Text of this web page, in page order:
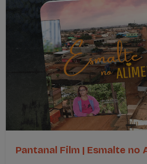
Pantanal Film | Esmalte no